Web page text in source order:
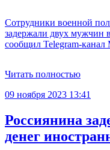
Сотрудники военной
задержали двух мужчин
сообщил Telegram-канал
Читать полностью
09 ноября 2023 13:41
Россиянина
денег